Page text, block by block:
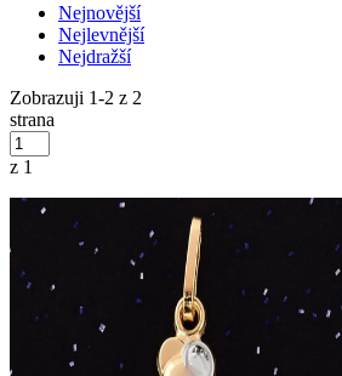
Nejnovější
Nejlevnější
Nejdražší
Zobrazuji 1-2 z 2
strana
z 1